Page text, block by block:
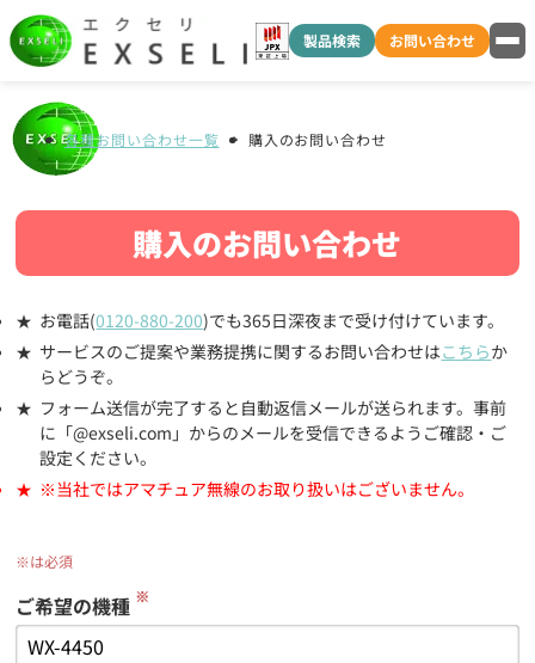
製品検索 お問い合わせ
各種お問い合わせ一覧 購入のお問い合わせ
購入のお問い合わせ
お電話(0120-880-200)でも365日深夜まで受け付けています。
サービスのご提案や業務提携に関するお問い合わせはこちらか
らどうぞ。
フォーム送信が完了すると自動返信メールが送られます。事前
に「@exseli.com」からのメールを受信できるようご確認・ご
設定ください。
※当社ではアマチュア無線のお取り扱いはございません。
※は必須
ご希望の機種 ※